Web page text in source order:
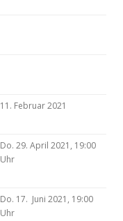
11. Februar 2021
Do. 29. April 2021, 19:00
Uhr
Do. 17. Juni 2021, 19:00
Uhr